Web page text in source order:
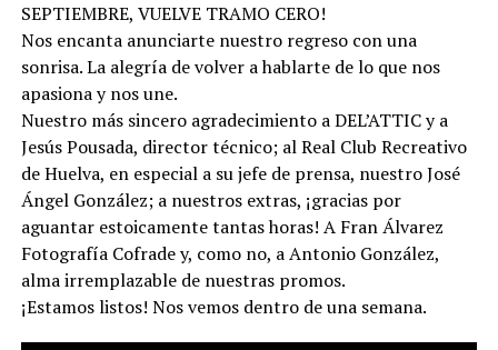
SEPTIEMBRE, VUELVE TRAMO CERO!
Nos encanta anunciarte nuestro regreso con una
sonrisa. La alegría de volver a hablarte de lo que nos
apasiona y nos une.
Nuestro más sincero agradecimiento a DEL’ATTIC y a
Jesús Pousada, director técnico; al Real Club Recreativo
de Huelva, en especial a su jefe de prensa, nuestro José
Ángel González; a nuestros extras, ¡gracias por
aguantar estoicamente tantas horas! A Fran Álvarez
Fotografía Cofrade y, como no, a Antonio González,
alma irremplazable de nuestras promos.
¡Estamos listos! Nos vemos dentro de una semana.